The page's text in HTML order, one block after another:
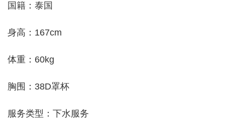
国籍：泰国
身高：167cm
体重：60kg
胸围：38D罩杯
服务类型：下水服务